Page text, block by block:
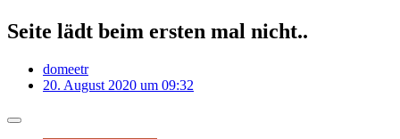
Seite lädt beim ersten mal nicht..
domeetr
20. August 2020 um 09:32